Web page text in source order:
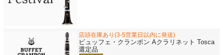
店頭在庫あり(3-5営業日以内に発送)
ビュッフェ・クランポン Aクラリネット Tosca
選定品